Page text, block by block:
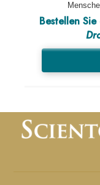
Bestellen Sie